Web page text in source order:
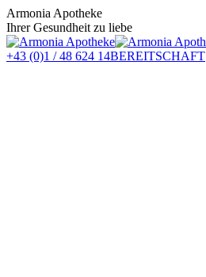
Zum
Inhalt
springen
Armonia Apotheke
Ihrer Gesundheit zu liebe
+43 (0)1 / 48 624 14BEREITSCHAFT